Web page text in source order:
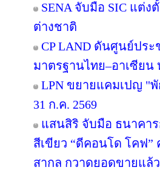
SENA จับมือ SIC แต่ง
ต่างชาติ
CP LAND ดันศูนย์ปร
มาตรฐานไทย–อาเซีย
LPN ขยายแคมเปญ "
31 ก.ค. 2569
แสนสิริ จับมือ ธนาคา
สีเขียว “ดีคอนโด โคฟ
สากล กวาดยอดขายแล้